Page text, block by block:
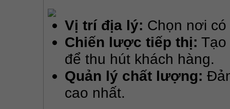
Vị trí địa lý: Chọn nơi
Chiến lược tiếp thị:
để thu hút khách hàng.
Quản lý chất lượng:
cao nhất.